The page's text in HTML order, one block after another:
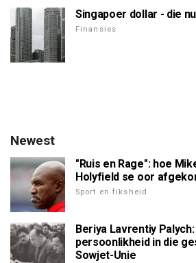
Singapoer dollar - die
Finansies
Newest
"Ruis en Rage": hoe
Holyfield se oor
Sport en fiksheid
Beriya Lavrentiy
persoonlikheid in die
Sowjet-Unie